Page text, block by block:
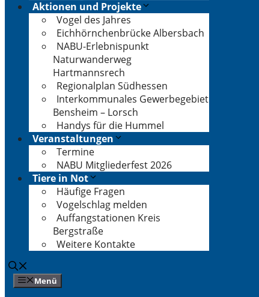
Aktionen und Projekte
Vogel des Jahres
Eichhörnchenbrücke Albersbach
NABU-Erlebnispunkt
Naturwanderweg
Hartmannsrech
Regionalplan Südhessen
Interkommunales Gewerbegebiet
Bensheim – Lorsch
Handys für die Hummel
Veranstaltungen
Termine
NABU Mitgliederfest 2026
Tiere in Not
Häufige Fragen
Vogelschlag melden
Auffangstationen Kreis
Bergstraße
Weitere Kontakte
Menü